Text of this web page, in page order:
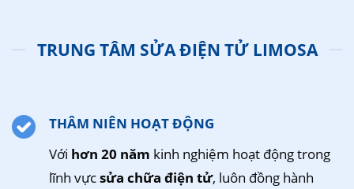
TRUNG TÂM SỬA ĐIỆN TỬ LIMOSA
THÂM NIÊN HOẠT ĐỘNG
Với hơn 20 năm kinh nghiệm hoạt động trong
lĩnh vựcsửa chữa điện tử, luôn đồng hành